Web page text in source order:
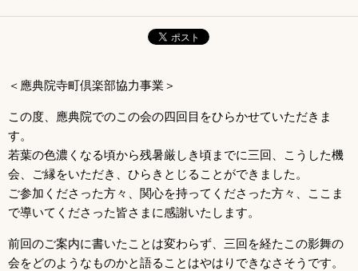
＜應典院寺町倶楽部協力事業＞
この度、應典院でのこの会の四回目をひらかせていただきま
す。
若葉の色濃くなる頃から残暑厳しき頃までに三回、こうした機
会、ご縁をいただき、ひらきとじることができました。
ご参加くださった方々、関心を持ってくださった方々、ここま
で導いてくださった皆さまに感謝いたします。
前回のご案内に書いたことは変わらず、三回を経たこの影舞の
会をどのようなものかと語ることはやはりできなさそうです。